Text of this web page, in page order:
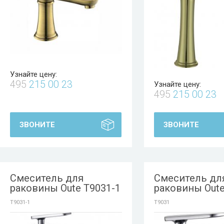
Узнайте цену:
495 215 00 23
ЗВОНИТЕ
Узнайте цену:
495 215 00 23
ЗВОНИТЕ
Смеситель для
раковины Oute T9031-1
T9031-1
Смеситель
раковины
T9031